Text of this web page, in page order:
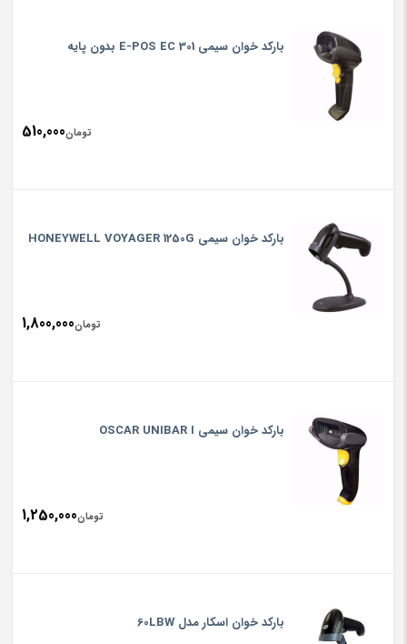
باركد خوان سيمي E-POS EC 301 بدون پایه
تومان510,000
باركد خوان سيمي HONEYWELL VOYAGER 1250G
تومان1,800,000
باركد خوان سيمي OSCAR UNIBAR I
تومان1,250,000
بارکد خوان اسکار مدل 60LBW